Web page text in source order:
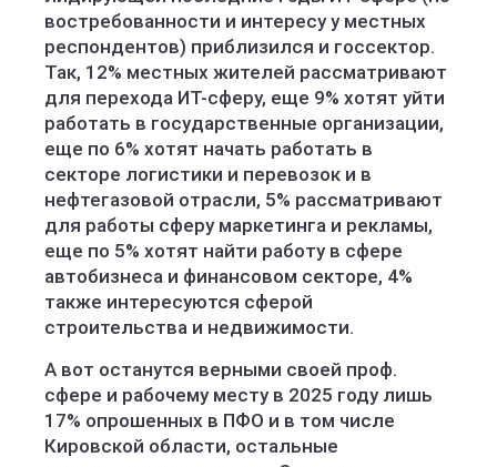
востребованности и интересу у местных
респондентов) приблизился и госсектор.
Так, 12% местных жителей рассматривают
для перехода ИТ-сферу, еще 9% хотят уйти
работать в государственные организации,
еще по 6% хотят начать работать в
секторе логистики и перевозок и в
нефтегазовой отрасли, 5% рассматривают
для работы сферу маркетинга и рекламы,
еще по 5% хотят найти работу в сфере
автобизнеса и финансовом секторе, 4%
также интересуются сферой
строительства и недвижимости.
А вот останутся верными своей проф.
сфере и рабочему месту в 2025 году лишь
17% опрошенных в ПФО и в том числе
Кировской области, остальные